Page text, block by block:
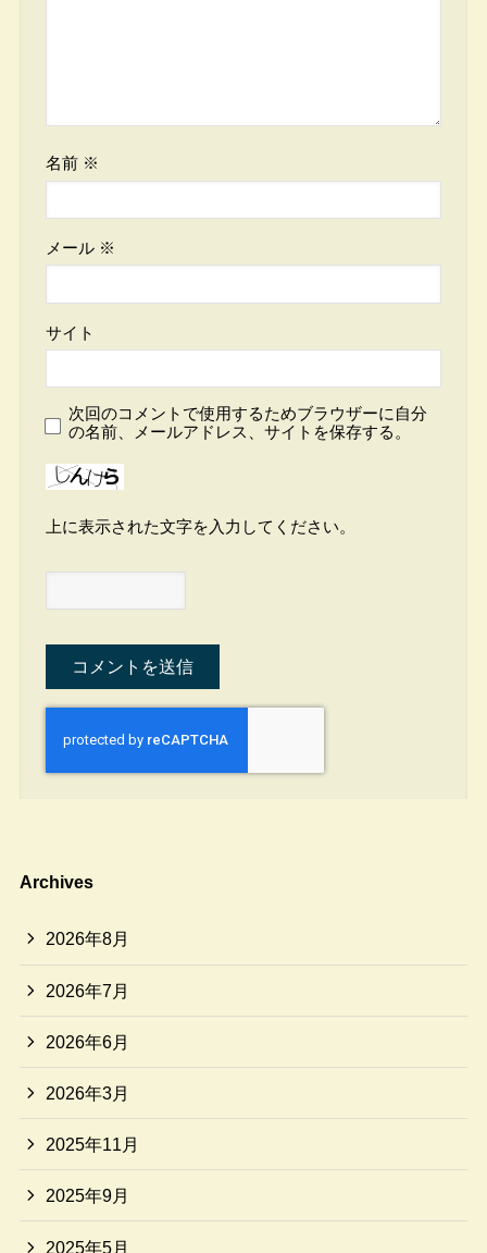
名前 ※
メール ※
サイト
次回のコメントで使用するためブラウザーに自分
の名前、メールアドレス、サイトを保存する。
上に表示された文字を入力してください。
Archives
2026年8月
2026年7月
2026年6月
2026年3月
2025年11月
2025年9月
2025年5月